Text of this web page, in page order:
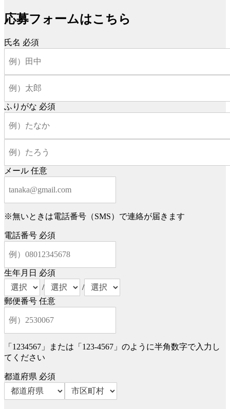
応募フォームはこちら
氏名 必須
ふりがな 必須
メール 任意
※無いときは電話番号（SMS）で連絡が届きます
電話番号 必須
生年月日 必須
/
/
郵便番号 任意
「1234567」または「123-4567」のように半角数字で入力し
てください
都道府県 必須